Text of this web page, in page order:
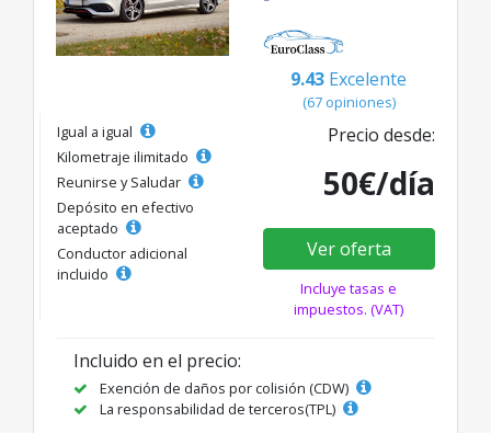
9.43 Excelente
(67 opiniones)
Igual a igual
Kilometraje ilimitado
Reunirse y Saludar
Depósito en efectivo
aceptado
Conductor adicional
incluido
Precio desde:
50€/día
Ver oferta
Incluye tasas e
impuestos. (VAT)
Incluido en el precio:
Exención de daños por colisión (CDW)
La responsabilidad de terceros(TPL)